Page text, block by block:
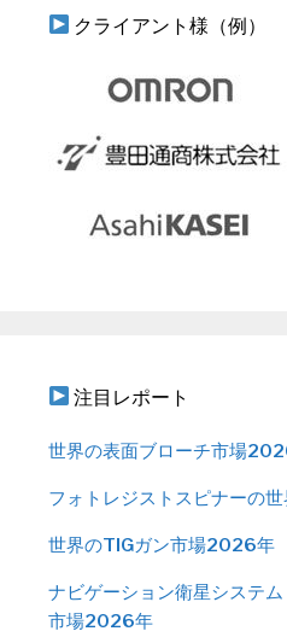
クライアント様（例）
注目レポート
世界の表面ブローチ市場
フォトレジストスピナーの
世界のTIGガン市場2026年
ナビゲーション衛星システ
市場2026年